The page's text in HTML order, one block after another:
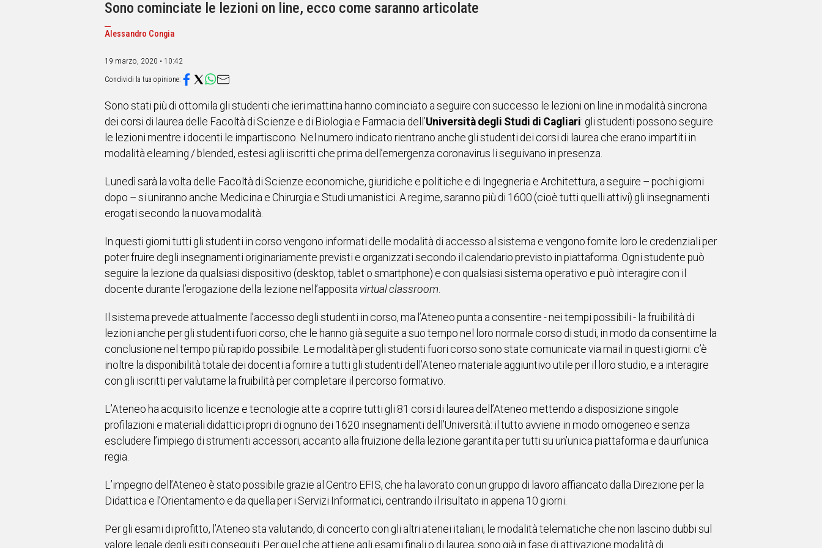
Vai
Sono cominciate le lezioni on line, ecco come saranno articolate
Alessandro Congia
19 marzo, 2020 • 10:42
Sono stati più di ottomila gli studenti che ieri mattina hanno cominciato a seguire con successo le lezioni on line in modalità sincrona
dei corsi di laurea delle Facoltà di Scienze e di Biologia e Farmacia dell’Università degli Studi di Cagliari: gli studenti possono seguire
le lezioni mentre i docenti le impartiscono. Nel numero indicato rientrano anche gli studenti dei corsi di laurea che erano impartiti in
modalità elearning / blended, estesi agli iscritti che prima dell’emergenza coronavirus li seguivano in presenza.
Lunedì sarà la volta delle Facoltà di Scienze economiche, giuridiche e politiche e di Ingegneria e Architettura, a seguire – pochi giorni
dopo – si uniranno anche Medicina e Chirurgia e Studi umanistici. A regime, saranno più di 1600 (cioè tutti quelli attivi) gli insegnamenti
erogati secondo la nuova modalità.
In questi giorni tutti gli studenti in corso vengono informati delle modalità di accesso al sistema e vengono fornite loro le credenziali per
poter fruire degli insegnamenti originariamente previsti e organizzati secondo il calendario previsto in piattaforma. Ogni studente può
seguire la lezione da qualsiasi dispositivo (desktop, tablet o smartphone) e con qualsiasi sistema operativo e può interagire con il
docente durante l’erogazione della lezione nell’apposita virtual classroom.
Il sistema prevede attualmente l’accesso degli studenti in corso, ma l’Ateneo punta a consentire - nei tempi possibili - la fruibilità di
lezioni anche per gli studenti fuori corso, che le hanno già seguite a suo tempo nel loro normale corso di studi, in modo da consentirne la
conclusione nel tempo più rapido possibile. Le modalità per gli studenti fuori corso sono state comunicate via mail in questi giorni: c’è
inoltre la disponibilità totale dei docenti a fornire a tutti gli studenti dell’Ateneo materiale aggiuntivo utile per il loro studio, e a interagire
con gli iscritti per valutarne la fruibilità per completare il percorso formativo.
L’Ateneo ha acquisito licenze e tecnologie atte a coprire tutti gli 81 corsi di laurea dell’Ateneo mettendo a disposizione singole
profilazioni e materiali didattici propri di ognuno dei 1620 insegnamenti dell’Università: il tutto avviene in modo omogeneo e senza
escludere l’impiego di strumenti accessori, accanto alla fruizione della lezione garantita per tutti su un’unica piattaforma e da un’unica
regia.
L’impegno dell’Ateneo è stato possibile grazie al Centro EFIS, che ha lavorato con un gruppo di lavoro affiancato dalla Direzione per la
Didattica e l’Orientamento e da quella per i Servizi Informatici, centrando il risultato in appena 10 giorni.
Per gli esami di profitto, l’Ateneo sta valutando, di concerto con gli altri atenei italiani, le modalità telematiche che non lascino dubbi sul
valore legale degli esiti conseguiti. Per quel che attiene agli esami finali o di laurea, sono già in fase di attivazione modalità di